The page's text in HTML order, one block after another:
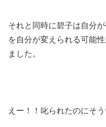
それと同時に碧子は自分
を自分が変えられる可能
ました。
えー！！叱られたのにそ